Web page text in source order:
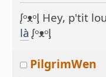
ᶘᵒᴥᵒᶅ Hey, p'tit
là ᶘᵒᴥᵒᶅ
PilgrimWen